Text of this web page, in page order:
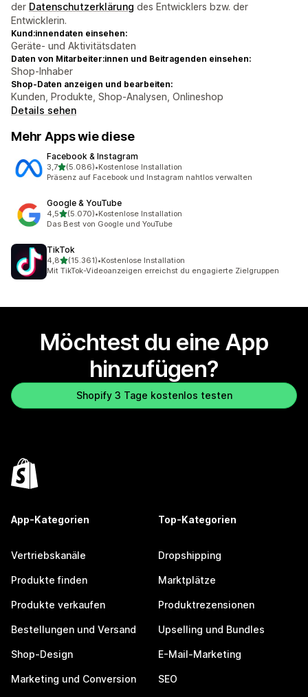
der Datenschutzerklärung des Entwicklers bzw. der
Entwicklerin.
Kund:innendaten einsehen:
Geräte- und Aktivitätsdaten
Daten von Mitarbeiter:innen und Beitragenden einsehen:
Shop-Inhaber
Shop-Daten anzeigen und bearbeiten:
Kunden, Produkte, Shop-Analysen, Onlineshop
Details sehen
Mehr Apps wie diese
Facebook & Instagram
3,7von 5 Sternen
(5.086)
5086 Rezensionen insgesamt
•Kostenlose Installation
Präsenz auf Facebook und Instagram nahtlos verwalten
Google & YouTube
4,5von 5 Sternen
(5.070)
5070 Rezensionen insgesamt
•Kostenlose Installation
Das Best von Google und YouTube
TikTok
4,8von 5 Sternen
(15.361)
15361 Rezensionen insgesamt
•Kostenlose Installation
Mit TikTok-Videoanzeigen erreichst du engagierte Zielgruppen
Möchtest du eine App
hinzufügen?
Shopify 3 Tage kostenlos testen
App-Kategorien
Vertriebskanäle
Produkte finden
Produkte verkaufen
Bestellungen und Versand
Shop-Design
Marketing und Conversion
Top-Kategorien
Dropshipping
Marktplätze
Produktrezensionen
Upselling und Bundles
E-Mail-Marketing
SEO